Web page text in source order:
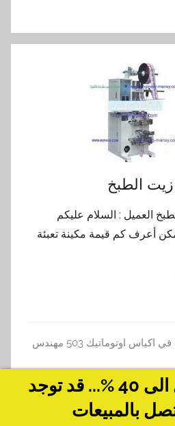
زيت الطبخ
العميل : السلام عليكم
أعرف كم قيمة مكينة تعبئة
ماكينات تعبئة سوائل في اكياس اوتوماتيك 503 مهندس
خصومات تصل الى 40 %... قد توجد
بالمبيعات